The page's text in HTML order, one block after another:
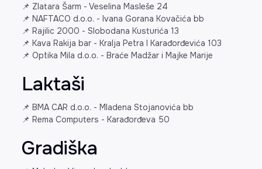
📌 Zlatara Šarm - Veselina Masleše 24
📌 NAFTACO d.o.o. - Ivana Gorana Kovačića bb
📌 Rajilic 2000 - Slobodana Kusturića 13
📌 Kava Rakija bar - Kralja Petra I Karađorđevića 103
📌 Optika Mila d.o.o. - Braće Madžar i Majke Marije
Laktaši
📌 BMA CAR d.o.o. - Mladena Stojanovića bb
📌 Rema Computers - Karađorđeva 50
Gradiška